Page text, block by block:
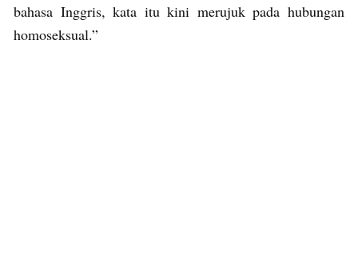
bahasa Inggris, kata itu kini merujuk pada hubungan
homoseksual.”